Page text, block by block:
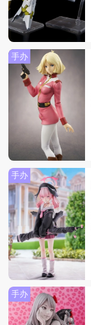
手办
手办
手办